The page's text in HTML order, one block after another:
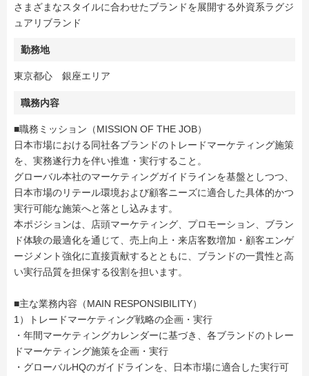
さまざまなスタイルに合わせたブランドを展開する外資系ラグジ
ュアリブランド
勤務地
東京都心 銀座エリア
職務内容
■職務ミッション（MISSION OF THE JOB）
日本市場における同社各ブランドのトレードマーケティング施策
を、実務遂行力を伴い推進・実行すること。
グローバル本社のマーケティングガイドラインを基盤としつつ、
日本市場のリテール環境および顧客ニーズに適合した具体的かつ
実行可能な施策へと落とし込みます。
本ポジションは、店頭マーケティング、プロモーション、ブラン
ド体験の最適化を通じて、売上向上・来店客数増加・顧客エンゲ
ージメント強化に直接貢献するとともに、ブランドの一貫性と高
い実行品質を担保する役割を担います。
■主な業務内容（MAIN RESPONSIBILITY）
1）トレードマーケティング戦略の企画・実行
・年間マーケティングカレンダーに基づき、各ブランドのトレー
ドマーケティング施策を企画・実行
・グローバルHQのガイドラインを、日本市場に適合した実行可